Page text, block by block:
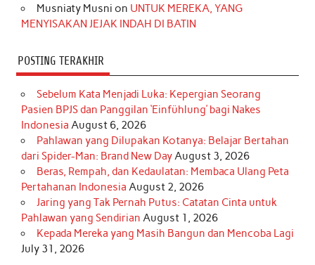
Musniaty Musni on UNTUK MEREKA, YANG
MENYISAKAN JEJAK INDAH DI BATIN
POSTING TERAKHIR
Sebelum Kata Menjadi Luka: Kepergian Seorang
Pasien BPJS dan Panggilan ‘Einfühlung’ bagi Nakes
Indonesia August 6, 2026
Pahlawan yang Dilupakan Kotanya: Belajar Bertahan
dari Spider-Man: Brand New DayAugust 3, 2026
Beras, Rempah, dan Kedaulatan: Membaca Ulang Peta
Pertahanan Indonesia August 2, 2026
Jaring yang Tak Pernah Putus: Catatan Cinta untuk
Pahlawan yang Sendirian August 1, 2026
Kepada Mereka yang Masih Bangun dan Mencoba Lagi
July 31, 2026